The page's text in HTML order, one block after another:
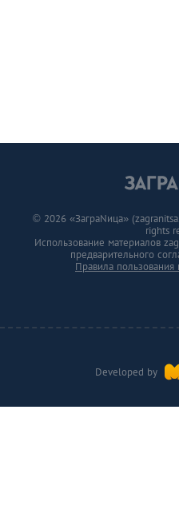
Developed by
© 2026 «ЗаграNица»
rights
Использование материалов
предварительного
Правила пользования